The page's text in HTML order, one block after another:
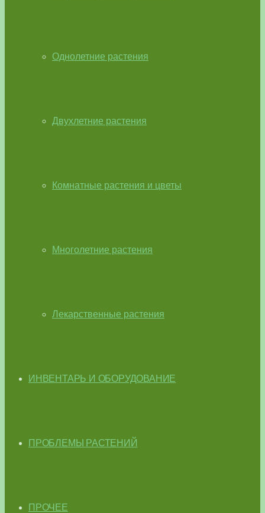
Однолетние растения
Двухлетние растения
Комнатные растения и цветы
Многолетние растения
Лекарственные растения
ИНВЕНТАРЬ И ОБОРУДОВАНИЕ
ПРОБЛЕМЫ РАСТЕНИЙ
ПРОЧЕЕ